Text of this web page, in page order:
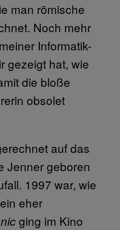
man römische
Noch mehr
Informatik-
gezeigt hat, wie
die bloße
obsolet
auf das
Jenner geboren
1997 war, wie
eher
ging im Kino